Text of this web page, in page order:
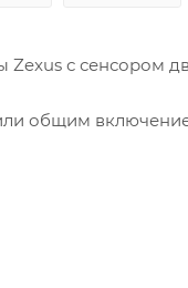
с сенсором
общим